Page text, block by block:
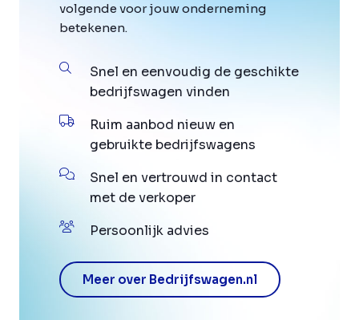
volgende voor jouw onderneming
betekenen.
Snel en eenvoudig de geschikte
bedrijfswagen vinden
Ruim aanbod nieuw en
gebruikte bedrijfswagens
Snel en vertrouwd in contact
met de verkoper
Persoonlijk advies
Meer over Bedrijfswagen.nl